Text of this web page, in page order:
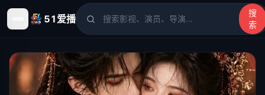
51爱播
搜
索
51爱播 - 电影、电视剧、动漫、综艺、短剧高清在线观看